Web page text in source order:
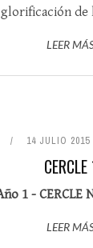
glorificación de
LEER
14 JULIO 2015
CERCLE
1 - CERCLE
LEER